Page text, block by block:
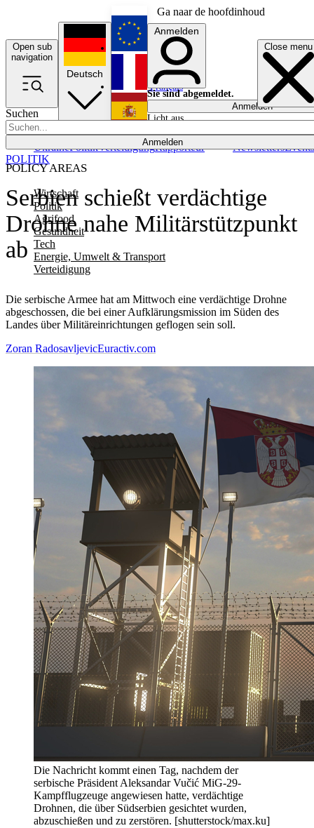
Ga naar de hoofdinhoud
Open sub
navigation
Close menu
Suchen
Anmelden
POLICY AREAS
Wirtschaft
Politik
Agrifood
Gesundheit
Tech
Energie, Umwelt & Transport
Verteidigung
UkrainePolitikVerteidigungRapporteur NewslettersEvents
Deutsch
English
Français
Anmelden
Sie sind abgemeldet.
Anmelden
Licht aus
Serbien schießt verdächtige
Drohne nahe Militärstützpunkt
ab
Die serbische Armee hat am Mittwoch eine verdächtige Drohne
abgeschossen, die bei einer Aufklärungsmission im Süden des
Landes über Militäreinrichtungen geflogen sein soll.
POLITIK
Zoran RadosavljevicEuractiv.com
Die Nachricht kommt einen Tag, nachdem der
serbische Präsident Aleksandar Vučić MiG-29-
Kampfflugzeuge angewiesen hatte, verdächtige
Drohnen, die über Südserbien gesichtet wurden,
abzuschießen und zu zerstören. [shutterstock/max.ku]